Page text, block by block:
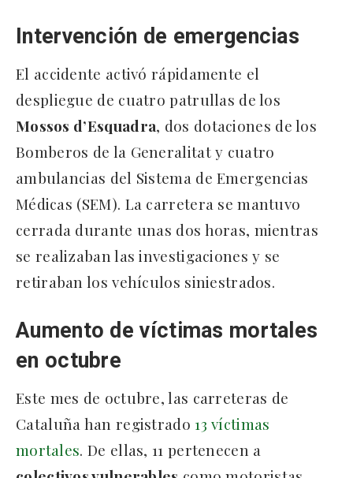
Intervención de emergencias
El accidente activó rápidamente el
despliegue de cuatro patrullas de los
Mossos d’Esquadra, dos dotaciones de los
Bomberos de la Generalitat y cuatro
ambulancias del Sistema de Emergencias
Médicas (SEM). La carretera se mantuvo
cerrada durante unas dos horas, mientras
se realizaban las investigaciones y se
retiraban los vehículos siniestrados.
Aumento de víctimas mortales
en octubre
Este mes de octubre, las carreteras de
Cataluña han registrado 13 víctimas
mortales. De ellas, 11 pertenecen a